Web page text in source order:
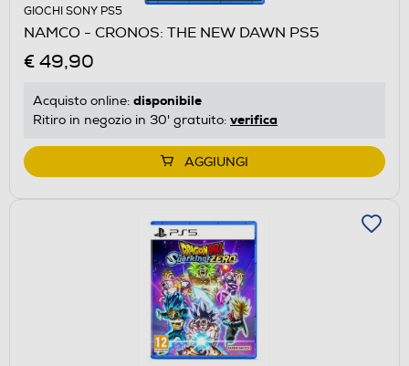
GIOCHI SONY PS5
NAMCO - CRONOS: THE NEW DAWN PS5
€ 49,90
Acquisto online: disponibile
Ritiro in negozio in 30' gratuito: verifica
AGGIUNGI